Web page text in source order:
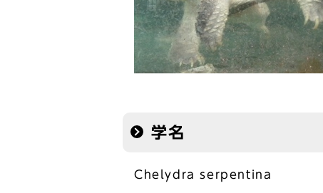
学名
Chelydra serpentina